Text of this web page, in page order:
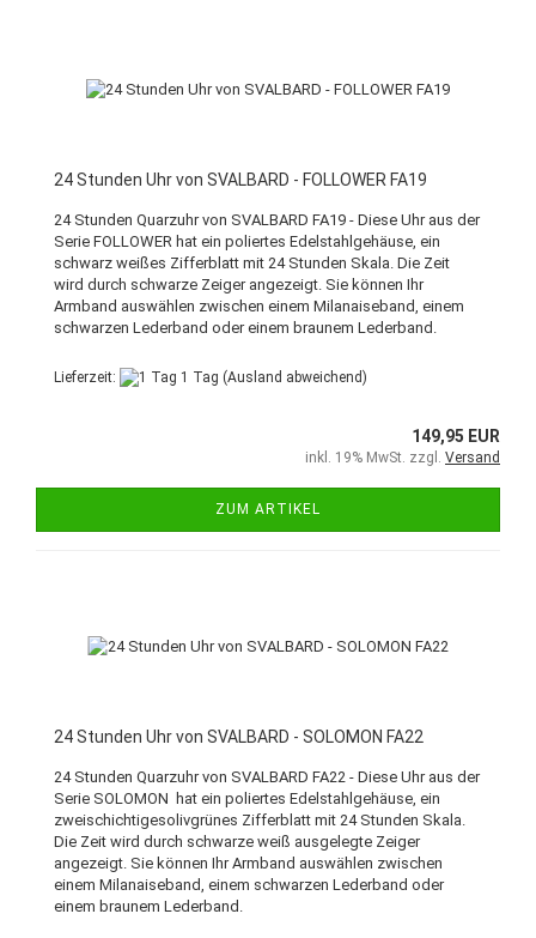
24 Stunden Uhr von SVALBARD - FOLLOWER FA19
24 Stunden Quarzuhr von SVALBARD FA19 - Diese Uhr aus der
Serie FOLLOWER hat ein poliertes Edelstahlgehäuse, ein
schwarz weißes Zifferblatt mit 24 Stunden Skala. Die Zeit
wird durch schwarze Zeiger angezeigt. Sie können Ihr
Armband auswählen zwischen einem Milanaiseband, einem
schwarzen Lederband oder einem braunem Lederband.
Lieferzeit: 1 Tag (Ausland abweichend)
149,95 EUR
inkl. 19% MwSt. zzgl. Versand
ZUM ARTIKEL
24 Stunden Uhr von SVALBARD - SOLOMON FA22
24 Stunden Quarzuhr von SVALBARD FA22 - Diese Uhr aus der
Serie SOLOMON hat ein poliertes Edelstahlgehäuse, ein
zweischichtigesolivgrünes Zifferblatt mit 24 Stunden Skala.
Die Zeit wird durch schwarze weiß ausgelegte Zeiger
angezeigt. Sie können Ihr Armband auswählen zwischen
einem Milanaiseband, einem schwarzen Lederband oder
einem braunem Lederband.